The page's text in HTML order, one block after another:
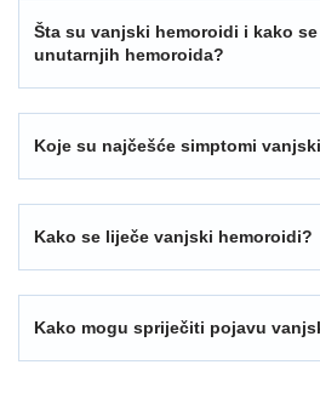
Šta su vanjski hemoroidi i kako
unutarnjih hemoroida?
Koje su najčešće simptomi
Kako se liječe vanjski hemoroidi?
Kako mogu spriječiti pojavu